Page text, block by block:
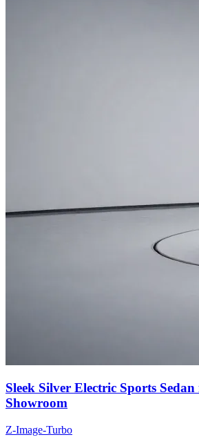
Sleek Silver Electric Sports
Showroom
Z-Image-Turbo